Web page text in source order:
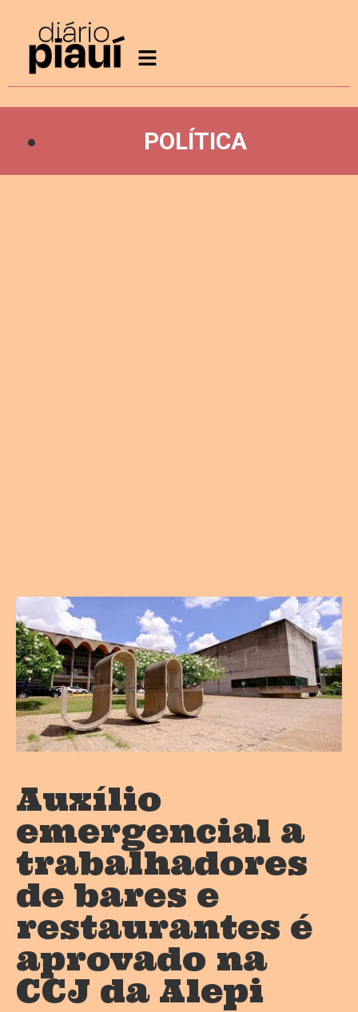
POLÍTICA
Auxílio
emergencial a
trabalhadores
de bares e
restaurantes é
aprovado na
CCJ da Alepi